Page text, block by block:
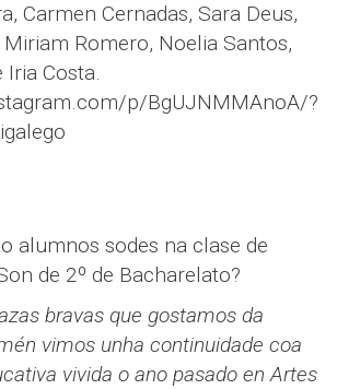
Carmen Cernadas, Sara Deus,
Romero, Noelia Santos,
Iria Costa.
p/BgUJNMMAnoA/?
alumnos sodes na clase de
de 2º de Bacharelato?
bravas que gostamos da
vimos unha continuidade coa
vivida o ano pasado en Artes